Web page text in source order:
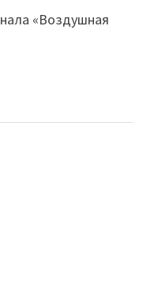
«Воздушная